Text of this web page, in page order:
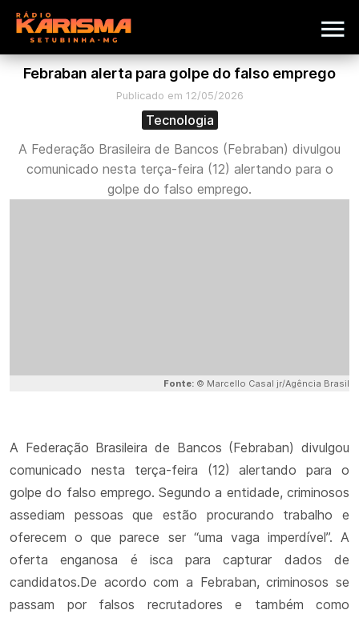
Febraban alerta para golpe do falso emprego
Publicado em 12/05/2026
Tecnologia
A Federação Brasileira de Bancos (Febraban) divulgou
comunicado nesta terça-feira (12) alertando para o
golpe do falso emprego.
Fonte: © Marcello Casal jr/Agência Brasil
A Federação Brasileira de Bancos (Febraban) divulgou
comunicado nesta terça-feira (12) alertando para o
golpe do falso emprego. Segundo a entidade, criminosos
assediam pessoas que estão procurando trabalho e
oferecem o que parece ser “uma vaga imperdível”. A
oferta enganosa é isca para capturar dados de
candidatos.De acordo com a Febraban, criminosos se
passam por falsos recrutadores e também como